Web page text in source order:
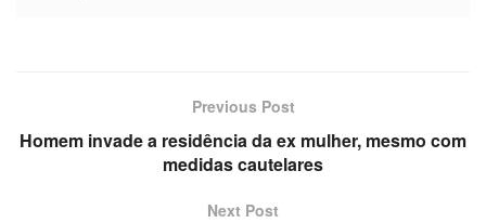
Previous Post
Homem invade a residência da ex mulher, mesmo com
medidas cautelares
Next Post